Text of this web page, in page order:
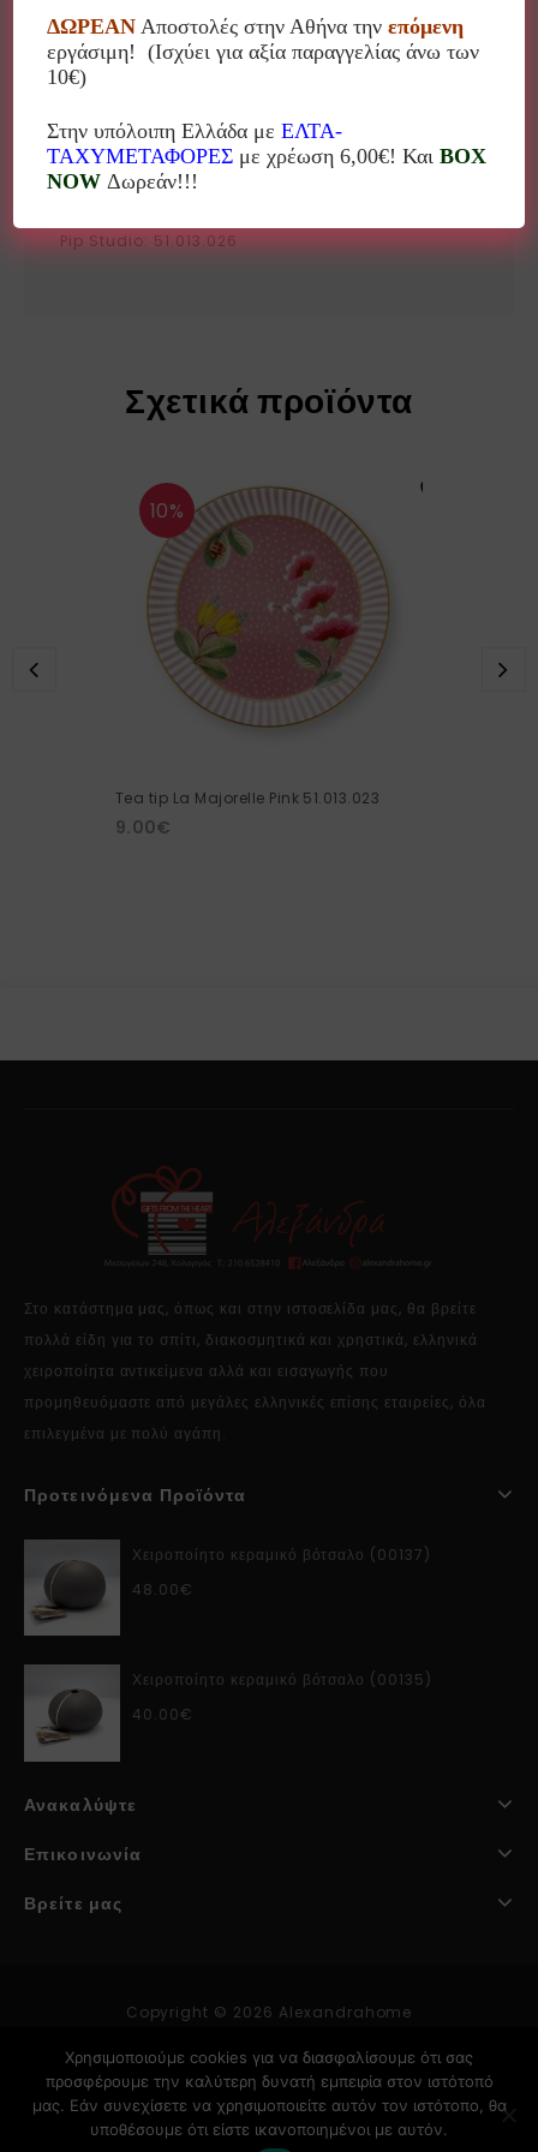
κουταλιού ή για να ακουμπάς το σακουλάκι από το
τσάϊ, είναι ιδανικό και για σουβέρ ή καπάκι για τη
μεσαία κούπα της σειράς!!!
Διάμετρος: 9 εκ
Υλικό: Πορσελάνη
Pip Studio: 51.013.026
Σχετικά προϊόντα
10%
Tea tip La Majorelle Pink 51.013.023
9.00€
Στο κατάστημα μας, όπως και στην ιστοσελίδα μας, θα βρείτε
πολλά είδη για το σπίτι, διακοσμητικά και χρηστικά, ελληνικά
χειροποίητα αντικείμενα αλλά και εισαγωγής που
προμηθευόμαστε από μεγάλες ελληνικές επίσης εταιρείες, όλα
επιλεγμένα με πολύ αγάπη.
Προτεινόμενα Προϊόντα
Χειροποίητο κεραμικό βότσαλο (00137)
48.00€
Χειροποίητο κεραμικό βότσαλο (00135)
40.00€
Ανακαλύψτε
Επικοινωνία
Βρείτε μας
Copyright © 2026 Alexandrahome
Κατασκευή Ιστοσελίδων
ΔΩΡΕΑΝ Αποστολές στην Αθήνα τηνεπόμενη
εργάσιμη! (Ισχύει για αξία παραγγελίας άνω των
10€)
Στην υπόλοιπη Ελλάδα μεΕΛΤΑ-
ΤΑΧΥΜΕΤΑΦΟΡΕΣ με χρέωση 6,00€! ΚαιBOX
NOW Δωρεάν!!!
Χρησιμοποιούμε cookies για να διασφαλίσουμε ότι σας
προσφέρουμε την καλύτερη δυνατή εμπειρία στον ιστότοπό
μας. Εάν συνεχίσετε να χρησιμοποιείτε αυτόν τον ιστότοπο, θα
υποθέσουμε ότι είστε ικανοποιημένοι με αυτόν.